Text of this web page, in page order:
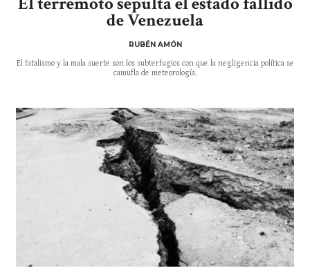
de Venezuela
RUBÉN AMÓN
El fatalismo y la mala suerte son los subterfugios con que la negligencia política se
camufla de meteorología.